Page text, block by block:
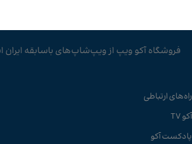
فروشگاه آکو ویپ از ویپ‌شاپ‌های باسابقه ایران
راه‌های ارتباطی
آکو TV
پادکست آکو